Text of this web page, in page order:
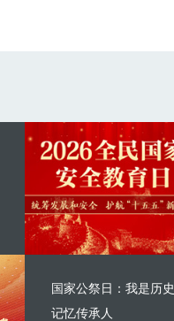
国家公祭日：我是历史
记忆传承人